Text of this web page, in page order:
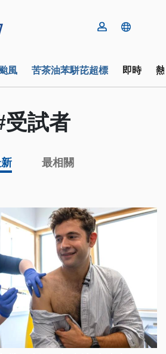
風 苦茶油苯駢芘超標 即時
受試者
最相關